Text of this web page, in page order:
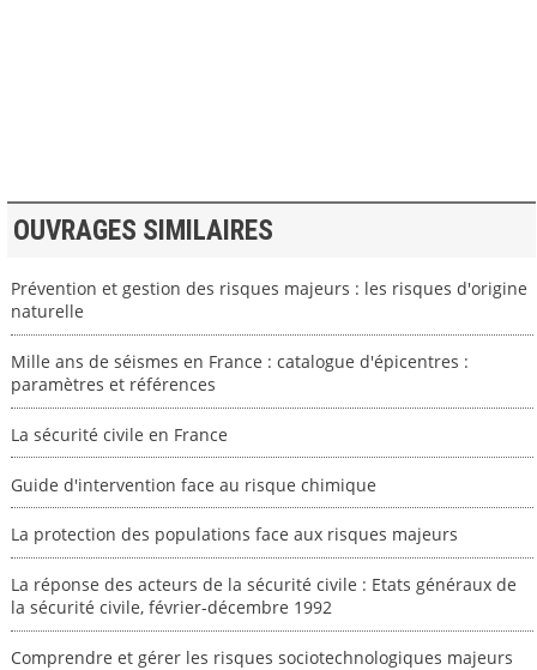
OUVRAGES SIMILAIRES
Prévention et gestion des risques majeurs : les risques d'origine
naturelle
Mille ans de séismes en France : catalogue d'épicentres :
paramètres et références
La sécurité civile en France
Guide d'intervention face au risque chimique
La protection des populations face aux risques majeurs
La réponse des acteurs de la sécurité civile : Etats généraux de
la sécurité civile, février-décembre 1992
Comprendre et gérer les risques sociotechnologiques majeurs